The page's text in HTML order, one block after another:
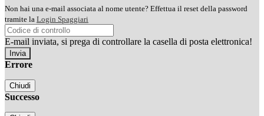
Non hai una e-mail associata al nome utente? Effettua il reset della password
tramite la Login Spaggiari
E-mail inviata, si prega di controllare la casella di posta elettronica!
Errore
Chiudi
Successo